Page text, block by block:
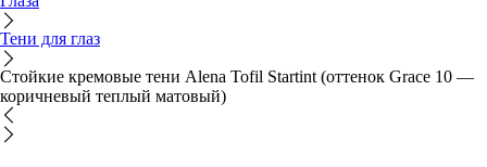
Тени для глаз
Стойкие кремовые тени Alena Tofil Startint (оттенок Grace 10 —
коричневый теплый матовый)